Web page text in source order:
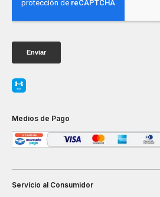
Medios de Pago
Servicio al Consumidor